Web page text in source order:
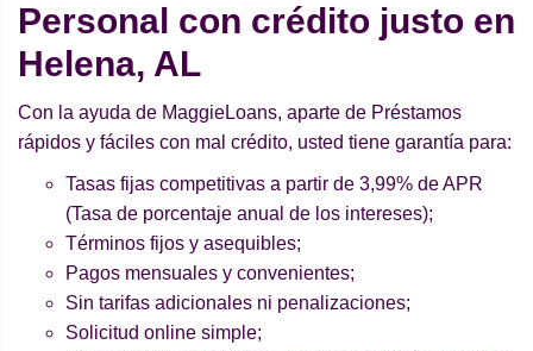
Personal con crédito justo en
Helena, AL
Con la ayuda de MaggieLoans, aparte de Préstamos
rápidos y fáciles con mal crédito, usted tiene garantía para:
Tasas fijas competitivas a partir de 3,99% de APR
(Tasa de porcentaje anual de los intereses);
Términos fijos y asequibles;
Pagos mensuales y convenientes;
Sin tarifas adicionales ni penalizaciones;
Solicitud online simple;